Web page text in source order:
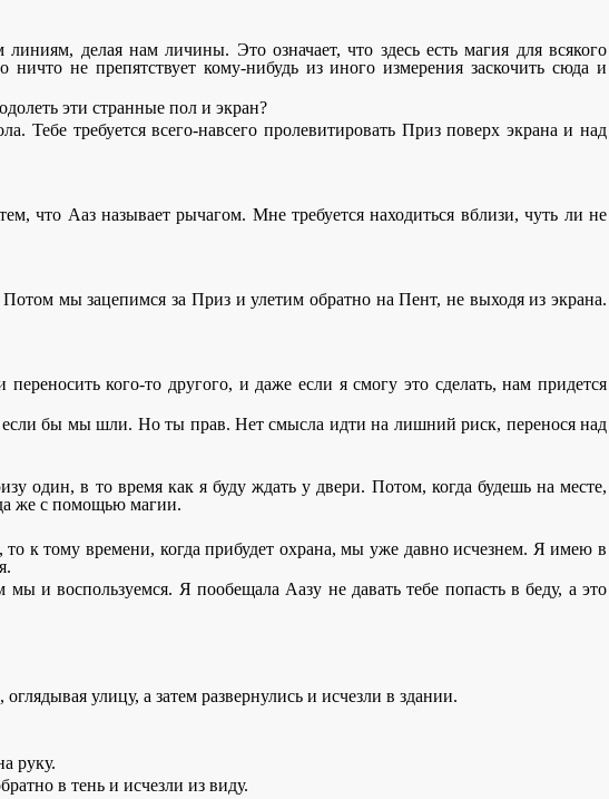
делая нам личины. Это означает, что здесь есть магия для всякого
не препятствует кому-нибудь из иного измерения заскочить сюда и
эти странные пол и экран?
Тебе требуется всего-навсего пролевитировать Приз поверх экрана и над
что Ааз называет рычагом. Мне требуется находиться вблизи, чуть ли не
мы зацепимся за Приз и улетим обратно на Пент, не выходя из экрана.
кого-то другого, и даже если я смогу это сделать, нам придется
если бы мы шли. Но ты прав. Нет смысла идти на лишний риск, перенося над
один, в то время как я буду ждать у двери. Потом, когда будешь на месте,
же с помощью магии.
к тому времени, когда прибудет охрана, мы уже давно исчезнем. Я имею в
и воспользуемся. Я пообещала Аазу не давать тебе попасть в беду, а это
улицу, а затем развернулись и исчезли в здании.
руку.
в тень и исчезли из виду.